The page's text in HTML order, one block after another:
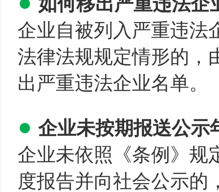
企业自被列入严重违法
法律法规规定情形的，
出严重违法企业名单。
● 企业未按期报送公
企业未依照《条例》规
度报告并向社会公示的